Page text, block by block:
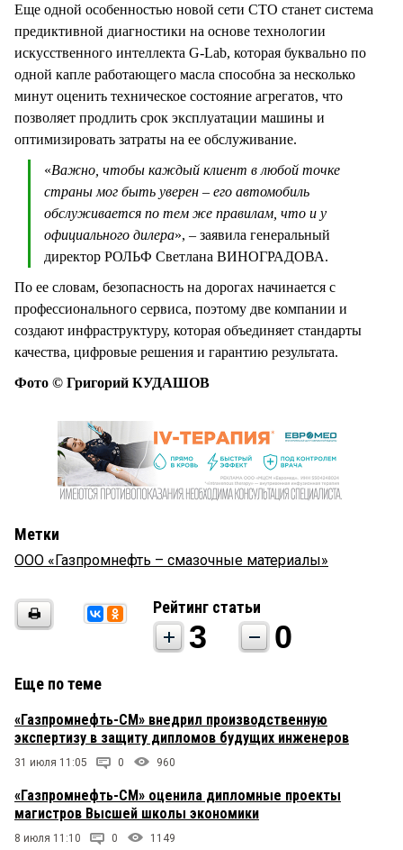
Еще одной особенностью новой сети СТО станет система
предиктивной диагностики на основе технологии
искусственного интеллекта G-Lab, которая буквально по
одной капле работающего масла способна за несколько
минут оценить техническое состояние агрегатов, что
позволяет продлить срок эксплуатации машины и
оптимизировать затраты на ее обслуживание.
«Важно, чтобы каждый клиент в любой точке
страны мог быть уверен – его автомобиль
обслуживается по тем же правилам, что и у
официального дилера», – заявила генеральный
директор РОЛЬФ Светлана ВИНОГРАДОВА.
По ее словам, безопасность на дорогах начинается с
профессионального сервиса, поэтому две компании и
создают инфраструктуру, которая объединяет стандарты
качества, цифровые решения и гарантию результата.
Фото © Григорий КУДАШОВ
Метки
ООО «Газпромнефть – смазочные материалы»
Рейтинг статьи
3 0
Еще по теме
«Газпромнефть-СМ» внедрил производственную
экспертизу в защиту дипломов будущих инженеров
31 июля 11:05 0 960
«Газпромнефть-СМ» оценила дипломные проекты
магистров Высшей школы экономики
8 июля 11:10 0 1149